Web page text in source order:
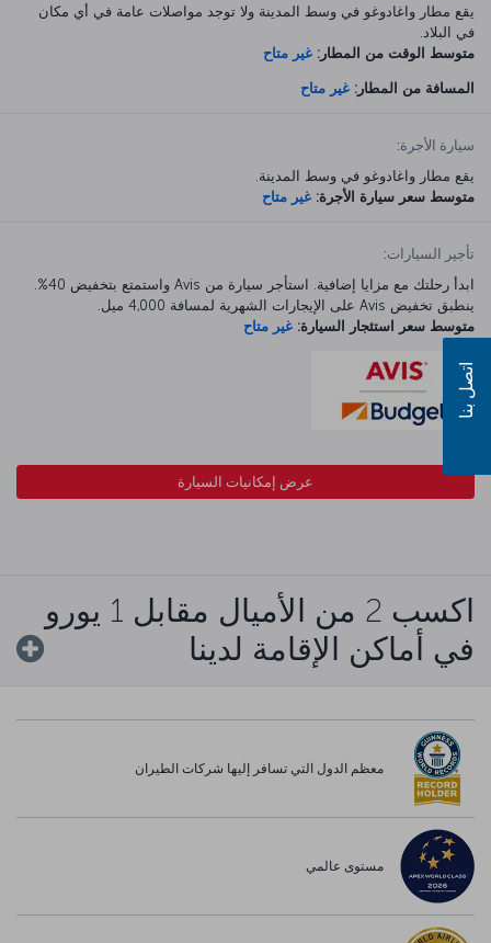
يقع مطار واغادوغو في وسط المدينة ولا توجد مواصلات عامة في أي مكان
في البلاد.
متوسط الوقت من المطار: غير متاح
المسافة من المطار: غير متاح
سيارة الأجرة:
يقع مطار واغادوغو في وسط المدينة.
متوسط سعر سيارة الأجرة: غير متاح
تأجير السيارات:
ابدأ رحلتك مع مزايا إضافية. استأجر سيارة من Avis واستمتع بتخفيض 40%.
ينطبق تخفيض Avis على الإيجارات الشهرية لمسافة 4,000 ميل.
متوسط سعر استئجار السيارة: غير متاح
عرض إمكانيات السيارة
اكسب 2 من الأميال مقابل 1 يورو
في أماكن الإقامة لدينا
معظم الدول التي تسافر إليها شركات الطيران
مستوى عالمي
اتصل بنا